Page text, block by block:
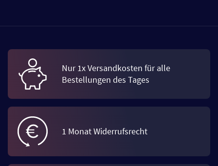
Nur 1x Versandkosten für alle
Bestellungen des Tages
1 Monat Widerrufsrecht